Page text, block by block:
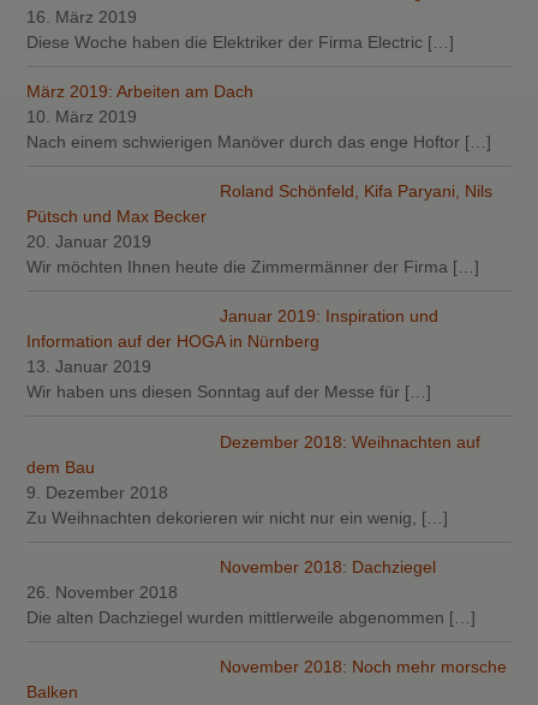
16. März 2019
Diese Woche haben die Elektriker der Firma Electric […]
März 2019: Arbeiten am Dach
10. März 2019
Nach einem schwierigen Manöver durch das enge Hoftor […]
Roland Schönfeld, Kifa Paryani, Nils
Pütsch und Max Becker
20. Januar 2019
Wir möchten Ihnen heute die Zimmermänner der Firma […]
Januar 2019: Inspiration und
Information auf der HOGA in Nürnberg
13. Januar 2019
Wir haben uns diesen Sonntag auf der Messe für […]
Dezember 2018: Weihnachten auf
dem Bau
9. Dezember 2018
Zu Weihnachten dekorieren wir nicht nur ein wenig, […]
November 2018: Dachziegel
26. November 2018
Die alten Dachziegel wurden mittlerweile abgenommen […]
November 2018: Noch mehr morsche
Balken